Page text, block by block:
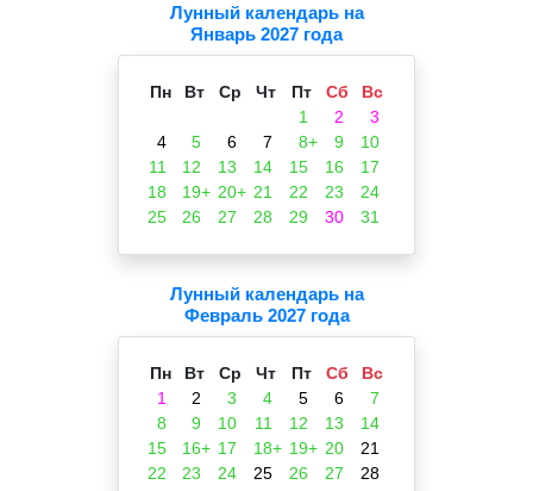
Лунный календарь на
Январь 2027 года
Пн Вт Ср Чт Пт Сб
Вс
1
2
3
4
5 6 7 8+ 9
10
11
12 13 14 15 16
17
18
19+ 20+ 21 22 23
24
25
26 27 28 29 30 31
Лунный календарь на
Февраль 2027 года
Пн Вт Ср Чт Пт Сб
Вс
1
2 3 4 5 6
7
8
9 10 11 12 13
14
15
16+ 17 18+ 19+ 20
21
22
23 24 25 26 27 28